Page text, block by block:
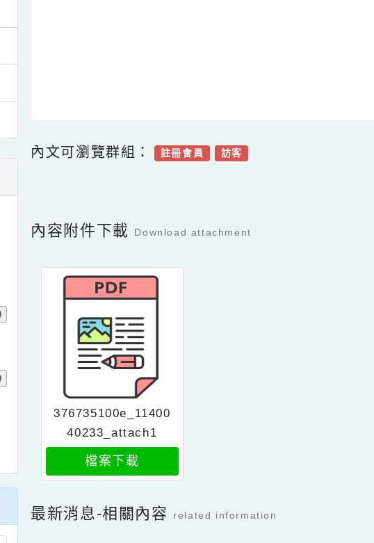
內文可瀏覽群組： 註冊會員 訪客
內容附件下載 Download attachment
376735100e_11400
40233_attach1
檔案下載
最新消息-相關內容 related information